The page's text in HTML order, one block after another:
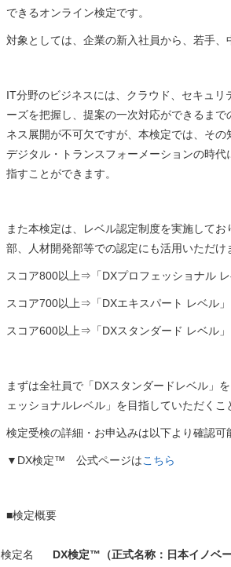
できるオンライン検定です。
対象としては、企業の新入社員から、若手
IT分野のビジネスには、クラウド、セキュリ
ーズを把握し、提案の一次対応ができるまで
ネス展開が不可欠ですが、本検定では、そ
デジタル・トランスフォーメーションの時
指すことができます。
また本検定は、レベル認定制度を実施して
部、人材開発部等での認定にも活用いただけ
スコア800以上⇒「DXプロフェッショナル レ
スコア700以上⇒「DXエキスパート レベル」
スコア600以上⇒「DXスタンダード レベル」
まずは全社員で「DXスタンダードレベル」
ェッショナルレベル」を目指していただくこ
検定受検の詳細・お申込みは以下より確認可
▼DX検定™ 公式ページはこちら
■検定概要
検定名 DX検定™ （正式名称：日本イノベ